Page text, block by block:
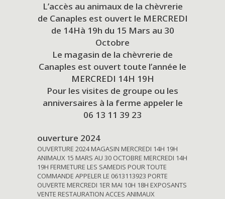
L’accès au animaux de la chèvrerie
de Canaples est ouvert le MERCREDI
de 14Hà 19h du 15 Mars au 30
Octobre
Le magasin de la chèvrerie de
Canaples est ouvert toute l’année le
MERCREDI 14H 19H
Pour les visites de groupe ou les
anniversaires à la ferme appeler le
06 13 11 39 23
ouverture 2024
OUVERTURE 2024 MAGASIN MERCREDI 14H 19H
ANIMAUX 15 MARS AU 30 OCTOBRE MERCREDI 14H
19H FERMETURE LES SAMEDIS POUR TOUTE
COMMANDE APPELER LE 0613113923 PORTE
OUVERTE MERCREDI 1ER MAI 10H 18H EXPOSANTS
VENTE RESTAURATION ACCES ANIMAUX